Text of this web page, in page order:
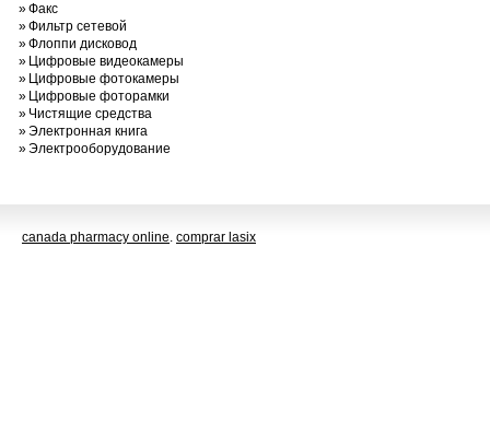
»Факс
»Фильтр сетевой
»Флоппи дисковод
» Цифровые видеокамеры
» Цифровые фотокамеры
» Цифровые фоторамки
» Чистящие средства
»Электронная книга
»Электрооборудование
canada pharmacy online. comprar lasix